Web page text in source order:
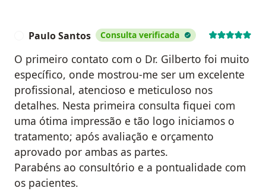
Paulo Santos Consulta verificada
O primeiro contato com o Dr. Gilberto foi muito
específico, onde mostrou-me ser um excelente
profissional, atencioso e meticuloso nos
detalhes. Nesta primeira consulta fiquei com
uma ótima impressão e tão logo iniciamos o
tratamento; após avaliação e orçamento
aprovado por ambas as partes.
Parabéns ao consultório e a pontualidade com
os pacientes.